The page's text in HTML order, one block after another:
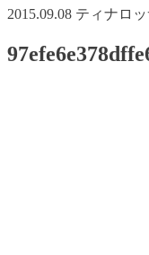
2015.09.08 ティナロ